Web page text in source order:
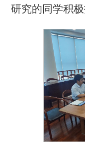
研究的同学积极